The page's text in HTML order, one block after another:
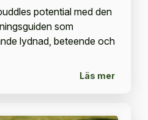
potential med den
som
lydnad, beteende och
Läs mer